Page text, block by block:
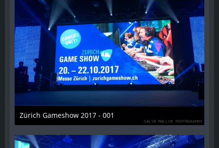
Zürich Gameshow 2017 - 001
28. Oktober 2017